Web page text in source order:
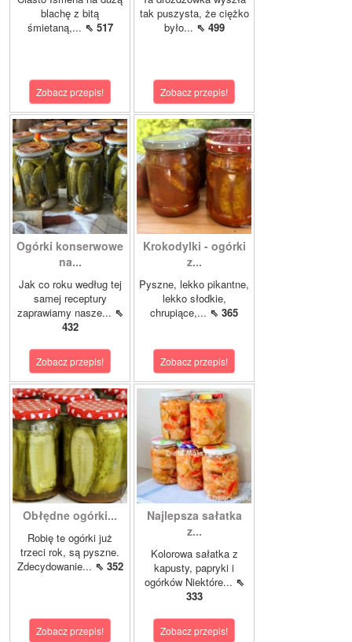
blachę z bitą
śmietaną,... ⇖ 517
Zobacz przepis!
tak puszysta, że ciężko
było... ⇖ 499
Zobacz przepis!
Ogórki konserwowe
na...
Jak co roku według tej
samej receptury
zaprawiamy nasze... ⇖
432
Zobacz przepis!
Krokodylki - ogórki
z...
Pyszne, lekko pikantne,
lekko słodkie,
chrupiące,... ⇖ 365
Zobacz przepis!
Obłędne ogórki...
Robię te ogórki już
trzeci rok, są pyszne.
Zdecydowanie... ⇖ 352
Zobacz przepis!
Najlepsza sałatka
z...
Kolorowa sałatka z
kapusty, papryki i
ogórków Niektóre... ⇖
333
Zobacz przepis!